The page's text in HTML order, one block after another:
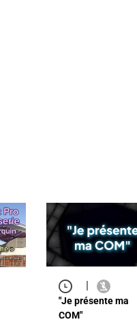
"Je présente ma
COM"